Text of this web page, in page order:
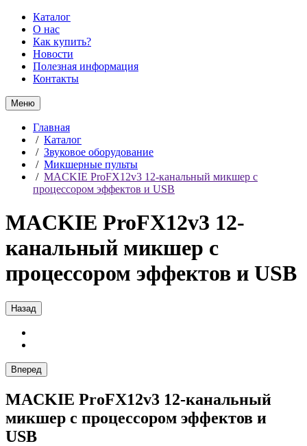
Каталог
О нас
Как купить?
Новости
Полезная информация
Контакты
Меню
Главная
/ Каталог
/ Звуковое оборудование
/ Микшерные пульты
/ MACKIE ProFX12v3 12-канальный микшер с
процессором эффектов и USB
MACKIE ProFX12v3 12-
канальный микшер с
процессором эффектов и USB
Назад
Вперед
MACKIE ProFX12v3 12-канальный
микшер с процессором эффектов и
USB